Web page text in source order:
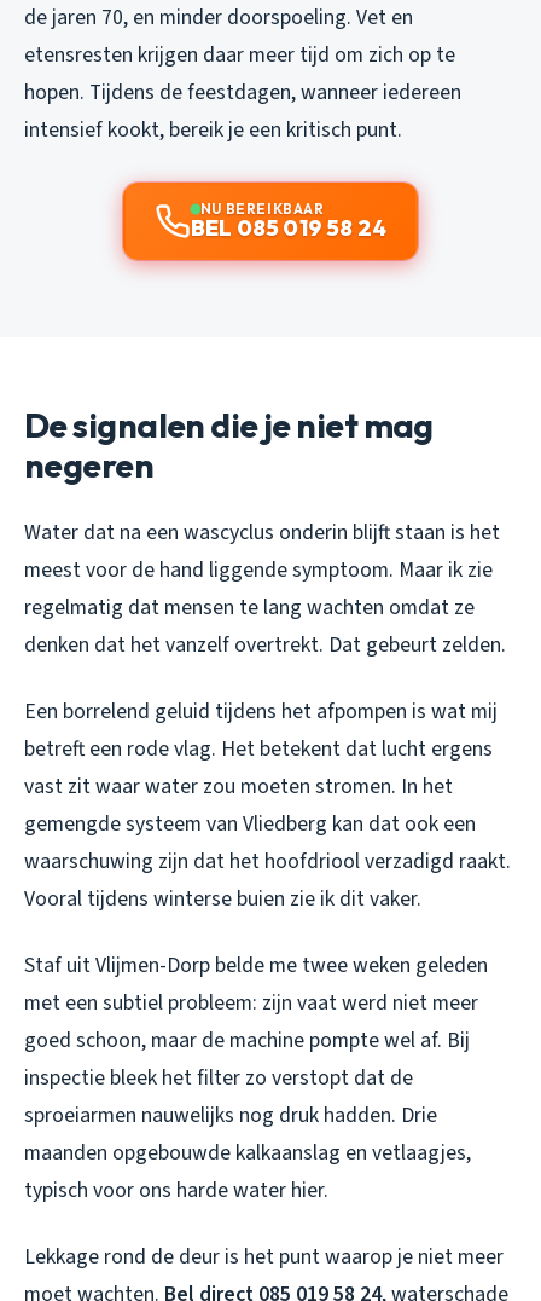
de jaren 70, en minder doorspoeling. Vet en
etensresten krijgen daar meer tijd om zich op te
hopen. Tijdens de feestdagen, wanneer iedereen
intensief kookt, bereik je een kritisch punt.
NU BEREIKBAAR
BEL 085 019 58 24
De signalen die je niet mag
negeren
Water dat na een wascyclus onderin blijft staan is het
meest voor de hand liggende symptoom. Maar ik zie
regelmatig dat mensen te lang wachten omdat ze
denken dat het vanzelf overtrekt. Dat gebeurt zelden.
Een borrelend geluid tijdens het afpompen is wat mij
betreft een rode vlag. Het betekent dat lucht ergens
vast zit waar water zou moeten stromen. In het
gemengde systeem van Vliedberg kan dat ook een
waarschuwing zijn dat het hoofdriool verzadigd raakt.
Vooral tijdens winterse buien zie ik dit vaker.
Staf uit Vlijmen-Dorp belde me twee weken geleden
met een subtiel probleem: zijn vaat werd niet meer
goed schoon, maar de machine pompte wel af. Bij
inspectie bleek het filter zo verstopt dat de
sproeiarmen nauwelijks nog druk hadden. Drie
maanden opgebouwde kalkaanslag en vetlaagjes,
typisch voor ons harde water hier.
Lekkage rond de deur is het punt waarop je niet meer
moet wachten. Bel direct 085 019 58 24, waterschade